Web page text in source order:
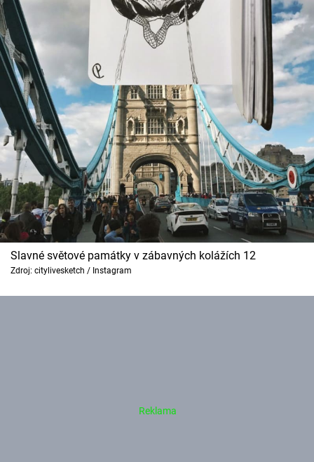
Slavné světové památky v zábavných kolážích 12
Zdroj: citylivesketch / Instagram